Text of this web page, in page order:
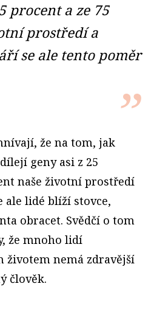
procent a ze 75
prostředí a
se ale tento poměr
že na tom, jak
geny asi z 25
naše životní prostředí
ale lidé blíží stovce,
obracet. Svědčí o tom
že mnoho lidí
životem nemá zdravější
člověk.